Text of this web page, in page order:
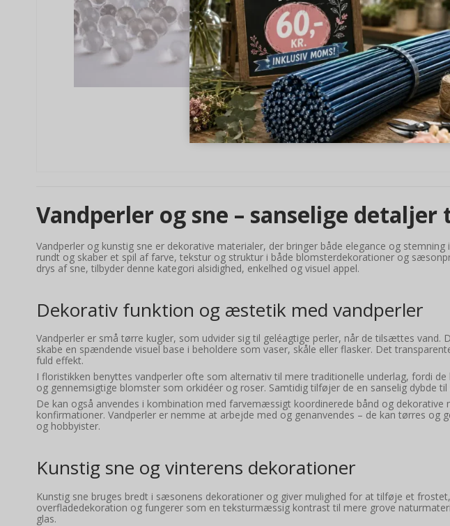
Vandperler og sne – sanselige
Vandperler og kunstig sne er dekorative materialer, der bringer både elegance og
rundt og skaber et spil af farve, tekstur og struktur i både blomsterdekorationer og
drys af sne, tilbyder denne kategori alsidighed, enkelhed og visuel appel.
Dekorativ funktion og æstetik med vandperler
Vandperler er små tørre kugler, som udvider sig til geléagtige perler, når de tilsættes
skabe en spændende visuel base i beholdere som vaser, skåle eller flasker. Det
fuld effekt.
I floristikken benyttes vandperler ofte som alternativ til mere traditionelle underlag, fordi
og gennemsigtige blomster som orkidéer og roser. Samtidig tilføjer de en sanselig dybde
De kan også anvendes i kombination med farvemæssigt koordinerede bånd og dekorative
konfirmationer. Vandperler er nemme at arbejde med og genanvendes – de kan tørres
og hobbyister.
Kunstig sne og vinterens dekorationer
Kunstig sne bruges bredt i sæsonens dekorationer og giver mulighed for at tilføje et
overfladedekoration og fungerer som en teksturmæssig kontrast til mere grove
glas.